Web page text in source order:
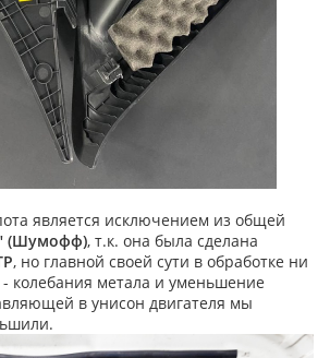
является исключением из общей
(Шумофф), т.к. она была сделана
, но главной своей сути в обработке ни
колебания метала и уменьшение
в унисон двигателя мы